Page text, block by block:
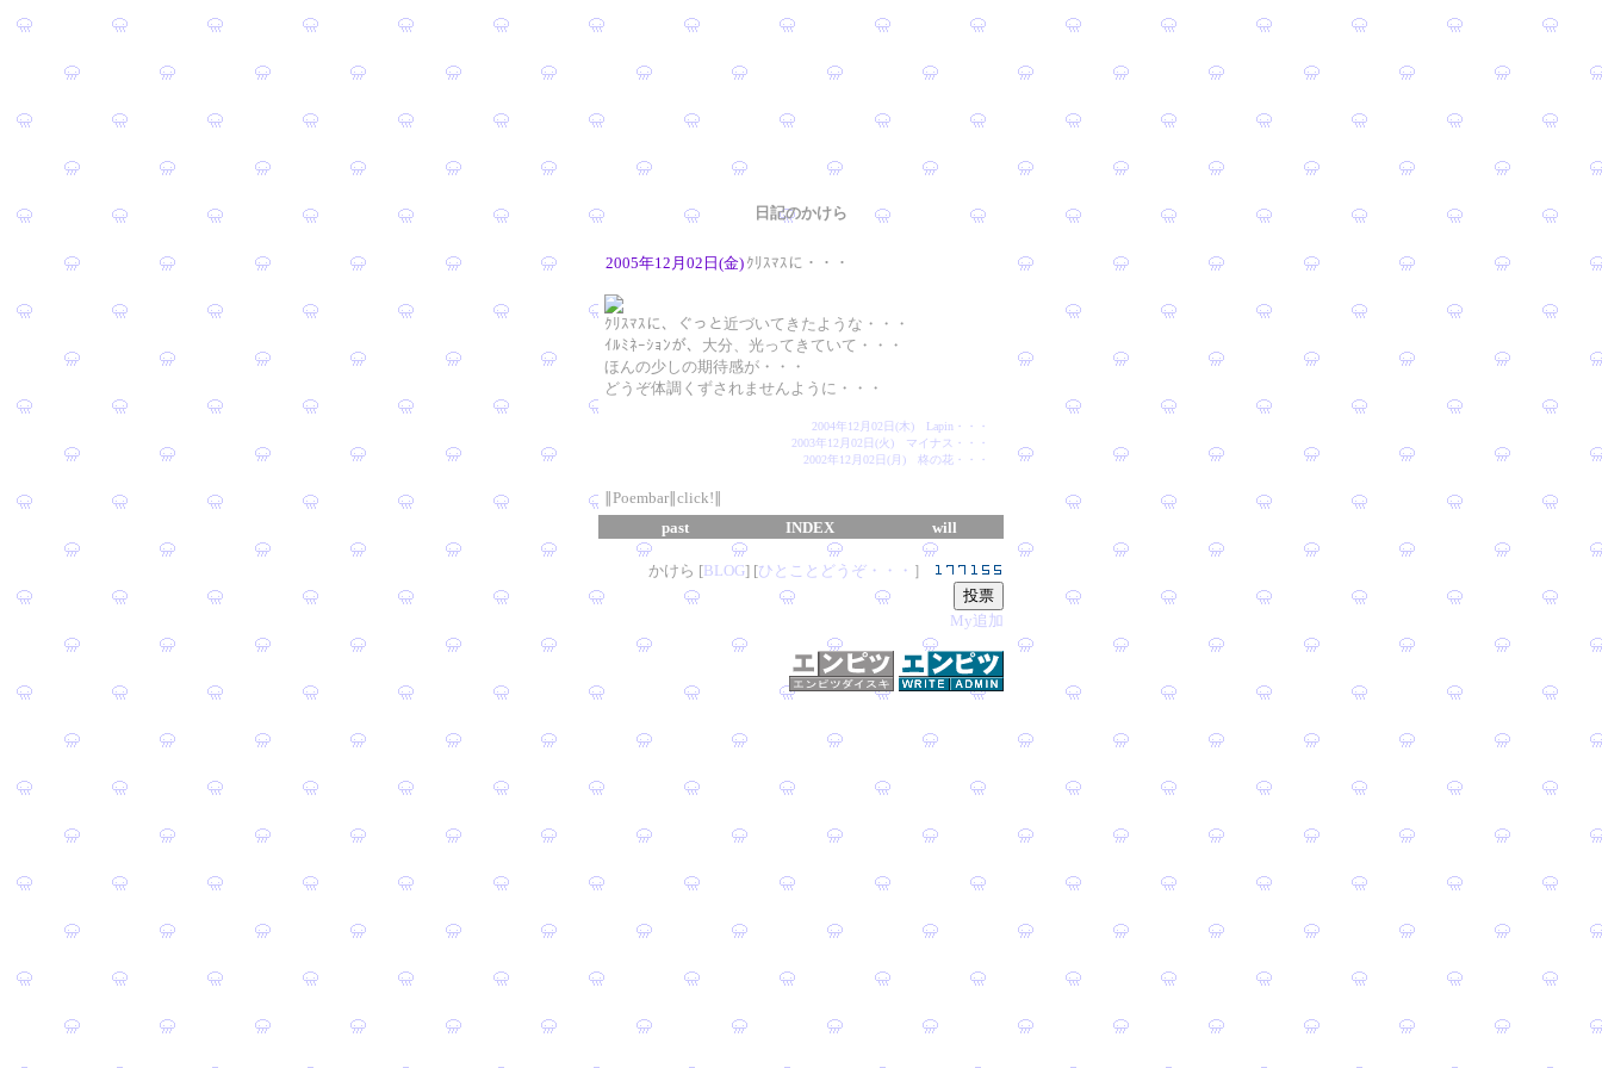
日記のかけら
2005年12月02日(金) ｸﾘｽﾏｽに・・・
ｸﾘｽﾏｽに、ぐっと近づいてきたような・・・
ｲﾙﾐﾈｰｼｮﾝが、大分、光ってきていて・・・
ほんの少しの期待感が・・・
どうぞ体調くずされませんように・・・
2004年12月02日(木) Lapin・・・
2003年12月02日(火) マイナス・・・
2002年12月02日(月) 柊の花・・・
∥Poembar∥click!∥
past
INDEX will
かけら [BLOG] [ひとことどうぞ・・・ ］
My追加